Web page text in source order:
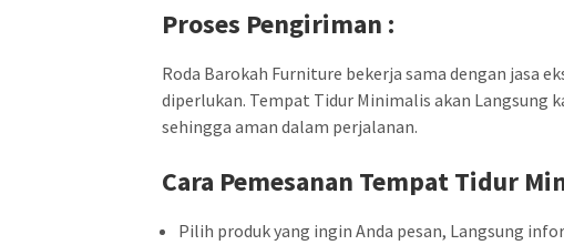
Proses Pengiriman :
Roda Barokah Furniture bekerja sama dengan jasa
diperlukan. Tempat Tidur Minimalis akan Langsung
sehingga aman dalam perjalanan.
Cara Pemesanan Tempat Tidur
Pilih produk yang ingin Anda pesan, Langsung